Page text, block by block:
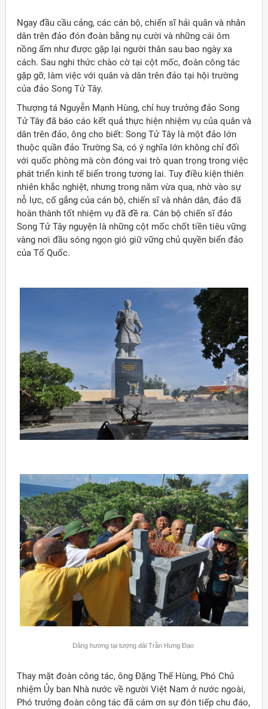
Việt Nam ở nước ngoài
Ngay đầu cầu cảng, các cán bộ, chiến sĩ hải quân và nhân
dân trên đảo đón đoàn bằng nụ cười và những cái ôm
nồng ấm như được gặp lại người thân sau bao ngày xa
cách. Sau nghi thức chào cờ tại cột mốc, đoàn công tác
gặp gỡ, làm việc với quân và dân trên đảo tại hội trường
của đảo Song Tử Tây.
Thượng tá Nguyễn Mạnh Hùng, chỉ huy trưởng đảo Song
Tử Tây đã báo cáo kết quả thực hiện nhiệm vụ của quân và
dân trên đảo, ông cho biết: Song Tử Tây là một đảo lớn
thuộc quần đảo Trường Sa, có ý nghĩa lớn không chỉ đối
với quốc phòng mà còn đóng vai trò quan trọng trong việc
phát triển kinh tế biển trong tương lai. Tuy điều kiện thiên
nhiên khắc nghiệt, nhưng trong năm vừa qua, nhờ vào sự
nỗ lực, cố gắng của cán bộ, chiến sĩ và nhân dân, đảo đã
hoàn thành tốt nhiệm vụ đã đề ra. Cán bộ chiến sĩ đảo
Song Tử Tây nguyện là những cột mốc chốt tiền tiêu vững
vàng nơi đầu sóng ngọn gió giữ vững chủ quyền biển đảo
của Tổ Quốc.
Dâng hương tại tượng đài Trần Hưng Đạo
Thay mặt đoàn công tác, ông Đặng Thế Hùng, Phó Chủ
nhiệm Ủy ban Nhà nước về người Việt Nam ở nước ngoài,
Phó trưởng đoàn công tác đã cám ơn sự đón tiếp chu đáo,